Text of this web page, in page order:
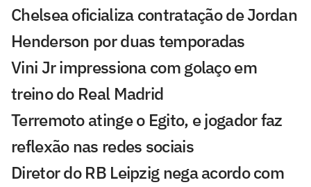
Chelsea oficializa contratação de Jordan
Henderson por duas temporadas
Vini Jr impressiona com golaço em
treino do Real Madrid
Terremoto atinge o Egito, e jogador faz
reflexão nas redes sociais
Diretor do RB Leipzig nega acordo com